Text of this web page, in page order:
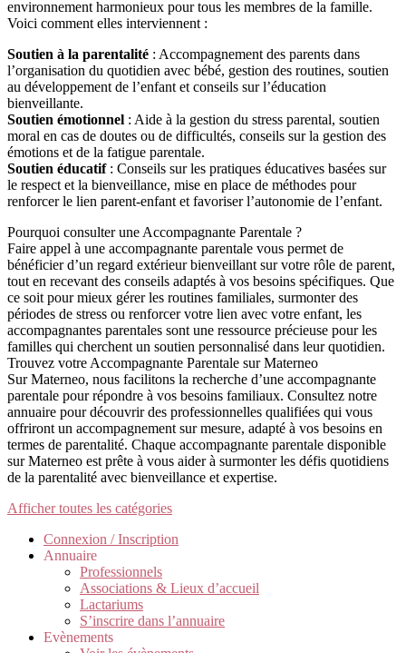
environnement harmonieux pour tous les membres de la famille.
Voici comment elles interviennent :
Soutien à la parentalité : Accompagnement des parents dans
l’organisation du quotidien avec bébé, gestion des routines, soutien
au développement de l’enfant et conseils sur l’éducation
bienveillante.
Soutien émotionnel : Aide à la gestion du stress parental, soutien
moral en cas de doutes ou de difficultés, conseils sur la gestion des
émotions et de la fatigue parentale.
Soutien éducatif: Conseils sur les pratiques éducatives basées sur
le respect et la bienveillance, mise en place de méthodes pour
renforcer le lien parent-enfant et favoriser l’autonomie de l’enfant.
Pourquoi consulter une Accompagnante Parentale ?
Faire appel à une accompagnante parentale vous permet de
bénéficier d’un regard extérieur bienveillant sur votre rôle de parent,
tout en recevant des conseils adaptés à vos besoins spécifiques. Que
ce soit pour mieux gérer les routines familiales, surmonter des
périodes de stress ou renforcer votre lien avec votre enfant, les
accompagnantes parentales sont une ressource précieuse pour les
familles qui cherchent un soutien personnalisé dans leur quotidien.
Trouvez votre Accompagnante Parentale sur Materneo
Sur Materneo, nous facilitons la recherche d’une accompagnante
parentale pour répondre à vos besoins familiaux. Consultez notre
annuaire pour découvrir des professionnelles qualifiées qui vous
offriront un accompagnement sur mesure, adapté à vos besoins en
termes de parentalité. Chaque accompagnante parentale disponible
sur Materneo est prête à vous aider à surmonter les défis quotidiens
de la parentalité avec bienveillance et expertise.
Afficher toutes les catégories
Connexion / Inscription
Annuaire
Professionnels
Associations & Lieux d’accueil
Lactariums
S’inscrire dans l’annuaire
Evènements